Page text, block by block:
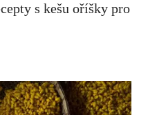
s kešu‌ oříšky pro